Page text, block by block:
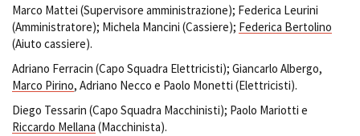
Marco Mattei (Supervisore amministrazione); Federica Leurini
(Amministratore); Michela Mancini (Cassiere); Federica Bertolino
(Aiuto cassiere).
Adriano Ferracin (Capo Squadra Elettricisti); Giancarlo Albergo,
Marco Pirino, Adriano Necco e Paolo Monetti (Elettricisti).
Diego Tessarin (Capo Squadra Macchinisti); Paolo Mariotti e
Riccardo Mellana (Macchinista).